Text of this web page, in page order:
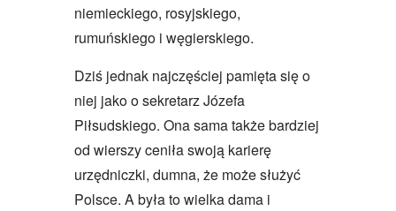
niemieckiego, rosyjskiego,
rumuńskiego i węgierskiego.
Dziś jednak najczęściej pamięta się o
niej jako o sekretarz Józefa
Piłsudskiego. Ona sama także bardziej
od wierszy ceniła swoją karierę
urzędniczki, dumna, że może służyć
Polsce. A była to wielka dama i